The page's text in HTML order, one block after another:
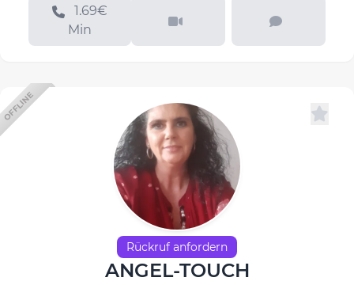
1.69€
Min
OFFLINE
Rückruf anfordern
ANGEL-TOUCH